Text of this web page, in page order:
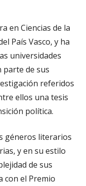
en Ciencias de la
País Vasco, y ha
universidades
parte de sus
referidos
ellos una tesis
política.
géneros literarios
y en su estilo
de sus
con el Premio